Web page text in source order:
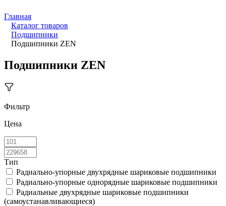
Главная
Каталог товаров
Подшипники
Подшипники ZEN
Подшипники ZEN
Фильтр
Цена
Тип
Радиально-упорные двухрядные шариковые подшипники
Радиально-упорные однорядные шариковые подшипники
Радиальные двухрядные шариковые подшипники
(самоустанавливающиеся)